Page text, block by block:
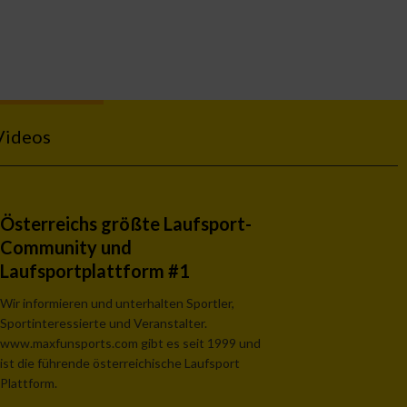
Österreichs größte Laufsport-
Community und
Laufsportplattform #1
Wir informieren und unterhalten Sportler,
Sportinteressierte und Veranstalter.
www.maxfunsports.com gibt es seit 1999 und
ist die führende österreichische Laufsport
Plattform.